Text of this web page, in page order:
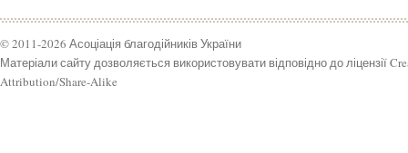
© 2011-2026 Асоціація благодійників України
Матеріали сайту дозволяється використовувати відповідно до ліцензії
Attribution/Share-Alike